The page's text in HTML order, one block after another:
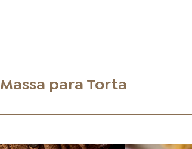
Massa para Torta